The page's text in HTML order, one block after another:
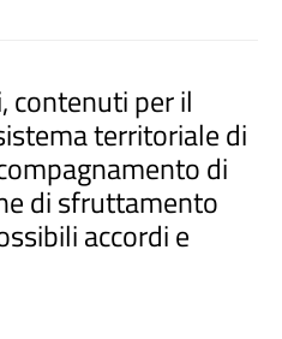
contenuti per il
territoriale di
di
di sfruttamento
accordi e